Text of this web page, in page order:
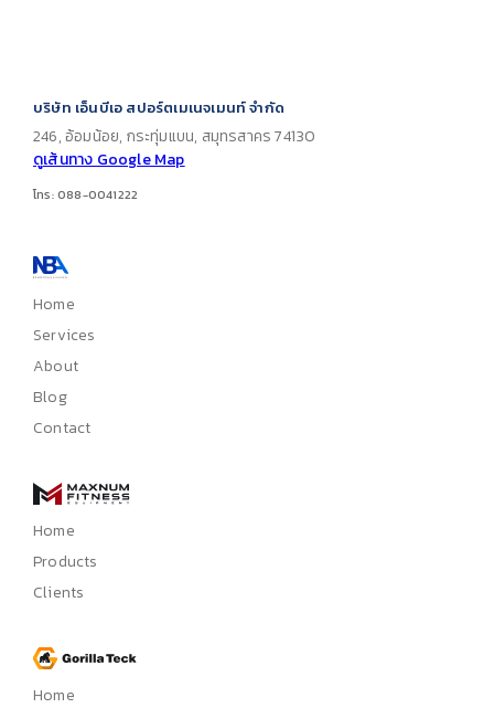
บริษัท เอ็นบีเอ สปอร์ตเมเนจเมนท์ จำกัด
246, อ้อมน้อย, กระทุ่มแบน, สมุทรสาคร 74130
ดูเส้นทาง Google Map
โทร: 088-0041222
Home
Services
About
Blog
Contact
Home
Products
Clients
Home